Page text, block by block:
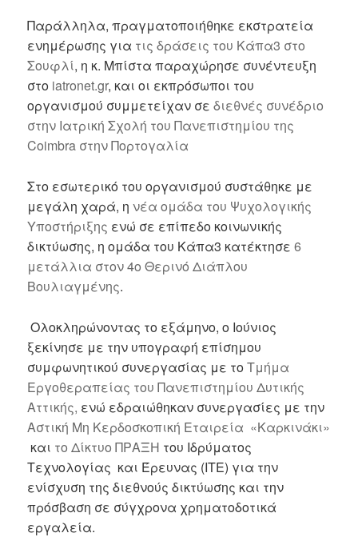
Παράλληλα, πραγματοποιήθηκε εκστρατεία
ενημέρωσης για τις δράσεις του Κάπα3 στο
Σουφλί, η κ. Μπίστα παραχώρησε συνέντευξη
στο iatronet.gr, και οι εκπρόσωποι του
οργανισμού συμμετείχαν σεδιεθνές συνέδριο
στην Ιατρική Σχολή του Πανεπιστημίου της
Coimbra στην Πορτογαλία
Στο εσωτερικό του οργανισμού συστάθηκε με
μεγάλη χαρά, ηνέα ομάδα του Ψυχολογικής
Υποστήριξης ενώ σε επίπεδο κοινωνικής
δικτύωσης, η ομάδα του Κάπα3 κατέκτησε6
μετάλλια στον 4ο Θερινό Διάπλου
Βουλιαγμένης.
Ολοκληρώνοντας το εξάμηνο, ο Ιούνιος
ξεκίνησε με την υπογραφή επίσημου
συμφωνητικού συνεργασίας με τοΤμήμα
Εργοθεραπείας του Πανεπιστημίου Δυτικής
Αττικής, ενώ εδραιώθηκαν συνεργασίες με την
Αστική Μη Κερδοσκοπική Εταιρεία «Καρκινάκι»
και το Δίκτυο ΠΡΑΞΗ του Ιδρύματος
Τεχνολογίας και Έρευνας (ΙΤΕ) για την
ενίσχυση της διεθνούς δικτύωσης και την
πρόσβαση σε σύγχρονα χρηματοδοτικά
εργαλεία.